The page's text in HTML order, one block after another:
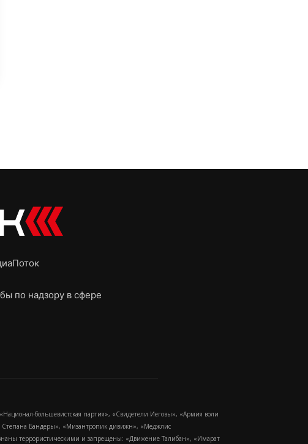
по надзору в сфере
большевистская партия», «Свидетели Иеговы», «Армия воли
Бандеры», «Мизантропик дивижн», «Меджлис
террористическими и запрещены: «Движение Талибан», «Имарат